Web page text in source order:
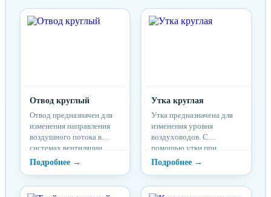
Отвод круглый
Отвод предназначен для
изменения направления
воздушного потока в
системах вентиляции.
Стандартные круглые
отводы изготавливаются с
45, 30 и 15°. Радиус
Утка круглая
Утка предназначена для
изменения уровня
воздуховодов. С
помощью утки при
прокладке системы
воздуховодов обходят
препятствия на пути